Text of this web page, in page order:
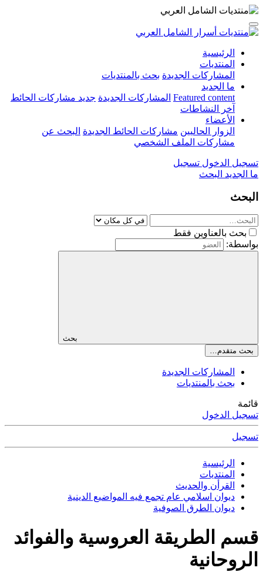
الرئيسية
المنتديات
المشاركات الجديدة بحث بالمنتديات
ما الجديد
Featured content المشاركات الجديدة جديد مشاركات الحائط
آخر النشاطات
الأعضاء
الزوار الحاليين مشاركات الحائط الجديدة البحث عن
مشاركات الملف الشخصي
تسجيل الدخول تسجيل
ما الجديد البحث
البحث
بحث بالعناوين فقط
بواسطة:
بحث
بحث متقدم…
المشاركات الجديدة
بحث بالمنتديات
قائمة
تسجيل الدخول
تسجيل
الرئيسية
المنتديات
القرأن والحديث
ديوان اسلامي عام تجمع فيه المواضيع الدينية
ديوان الطرق الصوفية
قسم الطريقة العروسية والفوائد
الروحانية